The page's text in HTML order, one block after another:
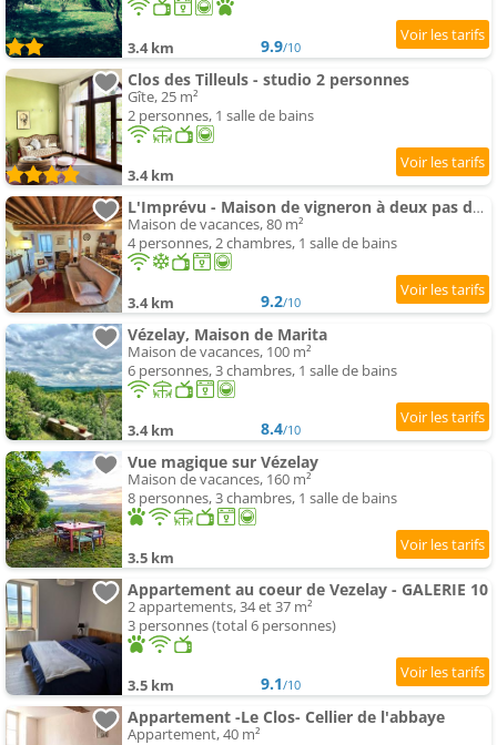
3.4 km 9.9/10
Clos des Tilleuls - studio 2 personnes
Gîte, 25 m²
2 personnes, 1 salle de bains
3.4 km
L'Imprévu - Maison de vigneron à deux pas de Vézelay
Maison de vacances, 80 m²
4 personnes, 2 chambres, 1 salle de bains
3.4 km 9.2/10
Vézelay, Maison de Marita
Maison de vacances, 100 m²
6 personnes, 3 chambres, 1 salle de bains
3.4 km 8.4/10
Vue magique sur Vézelay
Maison de vacances, 160 m²
8 personnes, 3 chambres, 1 salle de bains
3.5 km
Appartement au coeur de Vezelay - GALERIE 10
2 appartements, 34 et 37 m²
3 personnes (total 6 personnes)
3.5 km 9.1/10
Appartement -Le Clos- Cellier de l'abbaye
Appartement, 40 m²